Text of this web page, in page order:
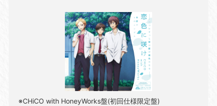
※CHiCO with HoneyWorks盤(初回仕様限定盤)